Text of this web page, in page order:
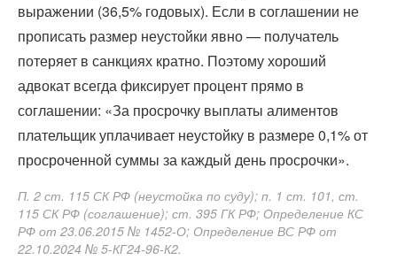
выражении (36,5% годовых). Если в соглашении не
прописать размер неустойки явно — получатель
потеряет в санкциях кратно. Поэтому хороший
адвокат всегда фиксирует процент прямо в
соглашении: «За просрочку выплаты алиментов
плательщик уплачивает неустойку в размере 0,1% от
просроченной суммы за каждый день просрочки».
П. 2 ст. 115 СК РФ (неустойка по суду); п. 1 ст. 101, ст.
115 СК РФ (соглашение); ст. 395 ГК РФ; Определение КС
РФ от 23.06.2015 № 1452-О; Определение ВС РФ от
22.10.2024 № 5-КГ24-96-К2.